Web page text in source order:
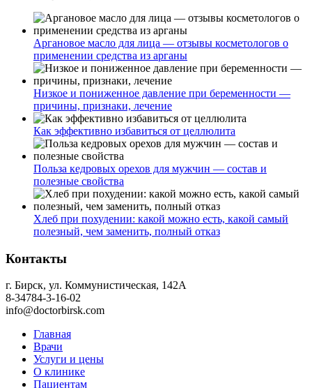
Аргановое масло для лица — отзывы косметологов о
применении средства из арганы
Низкое и пониженное давление при беременности —
причины, признаки, лечение
Как эффективно избавиться от целлюлита
Польза кедровых орехов для мужчин — состав и
полезные свойства
Хлеб при похудении: какой можно есть, какой самый
полезный, чем заменить, полный отказ
Контакты
г. Бирск, ул. Коммунистическая, 142А
8-34784-3-16-02
info@doctorbirsk.com
Главная
Врачи
Услуги и цены
О клинике
Пациентам